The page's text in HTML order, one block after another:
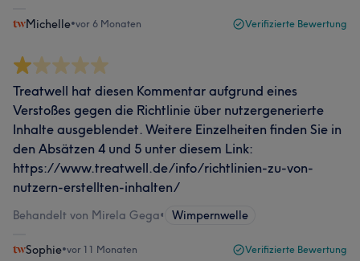
Michelle•vor 6 Monaten Verifizierte Bewertung
Treatwell hat diesen Kommentar aufgrund eines
Verstoßes gegen die Richtlinie über nutzergenerierte
Inhalte ausgeblendet. Weitere Einzelheiten finden Sie in
den Absätzen 4 und 5 unter diesem Link:
https://www.treatwell.de/info/richtlinien-zu-von-
nutzern-erstellten-inhalten/
Behandelt von Mirela Gega• Wimpernwelle
Sophie•vor 11 Monaten Verifizierte Bewertung